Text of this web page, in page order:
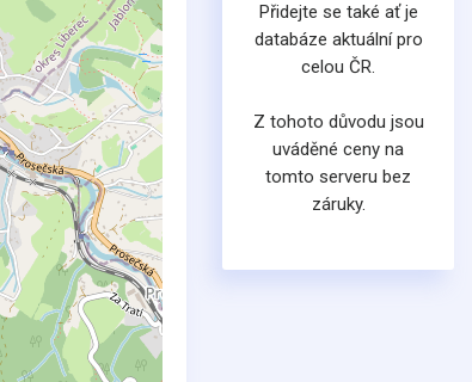
Přidejte se také ať je
databáze aktuální pro
celou ČR.
Z tohoto důvodu jsou
uváděné ceny na
tomto serveru bez
záruky.